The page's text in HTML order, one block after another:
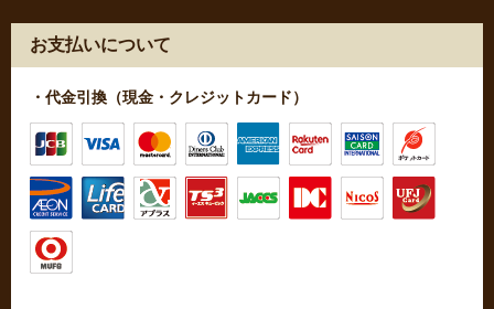
お支払いについて
・代金引換（現金・クレジットカード）